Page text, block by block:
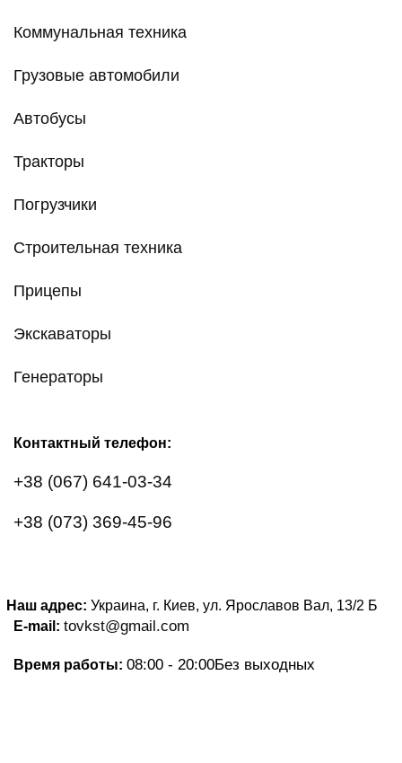
Коммунальная техника
Грузовые автомобили
Автобусы
Тракторы
Погрузчики
Строительная техника
Прицепы
Экскаваторы
Генераторы
Контактный телефон:
+38 (067) 641-03-34
+38 (073) 369-45-96
Наш адрес: Украина, г. Киев, ул. Ярославов Вал, 13/2 Б
E-mail: tovkst@gmail.com
Время работы: 08:00 - 20:00Без выходных